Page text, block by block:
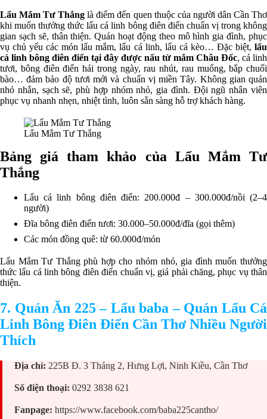
Lẩu Mắm Tư Thắng là điểm đến quen thuộc của người dân Cần Thơ
khi muốn thưởng thức lẩu cá linh bông điên điển chuẩn vị trong không
gian sạch sẽ, thân thiện. Quán hoạt động theo mô hình gia đình, phục
vụ chủ yếu các món lẩu mắm, lẩu cá linh, lẩu cá kèo… Đặc biệt, lẩu
cá linh bông điên điển tại đây được nấu từ mắm Châu Đốc, cá linh
tươi, bông điên điển hái trong ngày, rau nhút, rau muống, bắp chuối
bào… đảm bảo độ tươi mới và chuẩn vị miền Tây. Không gian quán
nhỏ nhắn, sạch sẽ, phù hợp nhóm nhỏ, gia đình. Đội ngũ nhân viên
phục vụ nhanh nhẹn, nhiệt tình, luôn sẵn sàng hỗ trợ khách hàng.
Lẩu Mắm Tư Thắng
Bảng giá tham khảo của Lẩu Mắm Tư
Thắng
Lẩu cá linh bông điên điển: 200.000đ – 300.000đ/nồi (2–4
người)
Đĩa bông điên điển tươi: 30.000–50.000đ/đĩa (gọi thêm)
Các món đồng quê: từ 60.000đ/món
Lẩu Mắm Tư Thắng phù hợp cho nhóm nhỏ, gia đình muốn thưởng
thức lẩu cá linh bông điên điển chuẩn vị, giá phải chăng, phục vụ thân
thiện.
7. Quán Ăn 225 – Lẩu baba – Quán Lẩu Cá
Linh Bông Điên Điển Cần Thơ Nhiều Người
Thích
Địa chỉ: 225B Đ. 3 Tháng 2, Hưng Lợi, Ninh Kiều, Cần Thơ
Số điện thoại: 0292 3838 621
Fanpage: https://www.facebook.com/baba225cantho/